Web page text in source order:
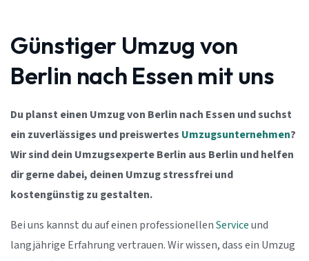
Günstiger Umzug von
Berlin nach Essen mit uns
Du planst einen Umzug von Berlin nach Essen und suchst
ein zuverlässiges und preiswertes Umzugsunternehmen?
Wir sind dein Umzugsexperte Berlin aus Berlin und helfen
dir gerne dabei, deinen Umzug stressfrei und
kostengünstig zu gestalten.
Bei uns kannst du auf einen professionellenServiceund
langjährige Erfahrung vertrauen. Wir wissen, dass ein Umzug